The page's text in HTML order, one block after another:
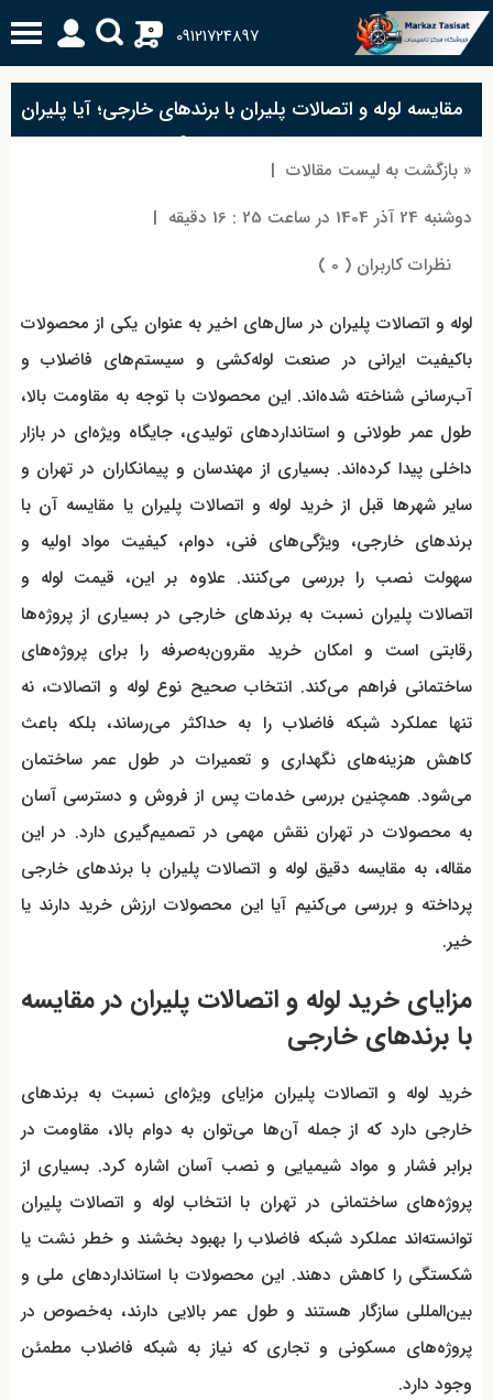
09121724897
0
مقایسه لوله و اتصالات پلیران با برندهای خارجی؛ آیا پلیران
ارزش خرید دارد؟
« بازگشت به لیست مقالات |
دوشنبه 24 آذر 1404 در ساعت 25 : 16 دقیقه
|
نظرات کاربران ( 0 )
لوله و اتصالات پلیران در سال‌های اخیر به عنوان یکی از محصولات
باکیفیت ایرانی در صنعت لوله‌کشی و سیستم‌های فاضلاب و
آب‌رسانی شناخته شده‌اند. این محصولات با توجه به مقاومت بالا،
طول عمر طولانی و استانداردهای تولیدی، جایگاه ویژه‌ای در بازار
داخلی پیدا کرده‌اند. بسیاری از مهندسان و پیمانکاران در تهران و
سایر شهرها قبل از خرید لوله و اتصالات پلیران یا مقایسه آن با
برندهای خارجی، ویژگی‌های فنی، دوام، کیفیت مواد اولیه و
سهولت نصب را بررسی می‌کنند. علاوه بر این، قیمت لوله و
اتصالات پلیران نسبت به برندهای خارجی در بسیاری از پروژه‌ها
رقابتی است و امکان خرید مقرون‌به‌صرفه را برای پروژه‌های
ساختمانی فراهم می‌کند. انتخاب صحیح نوع لوله و اتصالات، نه
تنها عملکرد شبکه فاضلاب را به حداکثر می‌رساند، بلکه باعث
کاهش هزینه‌های نگهداری و تعمیرات در طول عمر ساختمان
می‌شود. همچنین بررسی خدمات پس از فروش و دسترسی آسان
به محصولات در تهران نقش مهمی در تصمیم‌گیری دارد. در این
مقاله، به مقایسه دقیق لوله و اتصالات پلیران با برندهای خارجی
پرداخته و بررسی می‌کنیم آیا این محصولات ارزش خرید دارند یا
خیر.
مزایای خرید لوله و اتصالات پلیران در مقایسه
با برندهای خارجی
خرید لوله و اتصالات پلیران مزایای ویژه‌ای نسبت به برندهای
خارجی دارد که از جمله آن‌ها می‌توان به دوام بالا، مقاومت در
برابر فشار و مواد شیمیایی و نصب آسان اشاره کرد. بسیاری از
پروژه‌های ساختمانی در تهران با انتخاب لوله و اتصالات پلیران
توانسته‌اند عملکرد شبکه فاضلاب را بهبود بخشند و خطر نشت یا
شکستگی را کاهش دهند. این محصولات با استانداردهای ملی و
بین‌المللی سازگار هستند و طول عمر بالایی دارند، به‌خصوص در
پروژه‌های مسکونی و تجاری که نیاز به شبکه فاضلاب مطمئن
وجود دارد.